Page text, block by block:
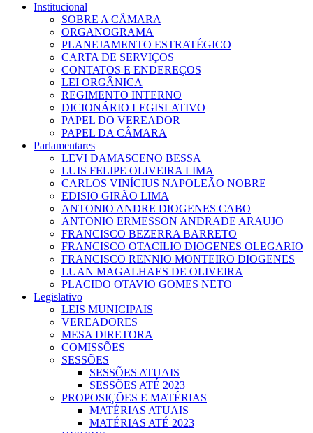
Institucional
SOBRE A CÂMARA
ORGANOGRAMA
PLANEJAMENTO ESTRATÉGICO
CARTA DE SERVIÇOS
CONTATOS E ENDEREÇOS
LEI ORGÂNICA
REGIMENTO INTERNO
DICIONÁRIO LEGISLATIVO
PAPEL DO VEREADOR
PAPEL DA CÂMARA
Parlamentares
LEVI DAMASCENO BESSA
LUIS FELIPE OLIVEIRA LIMA
CARLOS VINÍCIUS NAPOLEÃO NOBRE
EDISIO GIRÃO LIMA
ANTONIO ANDRE DIOGENES CABO
ANTONIO ERMESSON ANDRADE ARAUJO
FRANCISCO BEZERRA BARRETO
FRANCISCO OTACILIO DIOGENES OLEGARIO
FRANCISCO RENNIO MONTEIRO DIOGENES
LUAN MAGALHAES DE OLIVEIRA
PLACIDO OTAVIO GOMES NETO
Legislativo
LEIS MUNICIPAIS
VEREADORES
MESA DIRETORA
COMISSÕES
SESSÕES
SESSÕES ATUAIS
SESSÕES ATÉ 2023
PROPOSIÇÕES E MATÉRIAS
MATÉRIAS ATUAIS
MATÉRIAS ATÉ 2023